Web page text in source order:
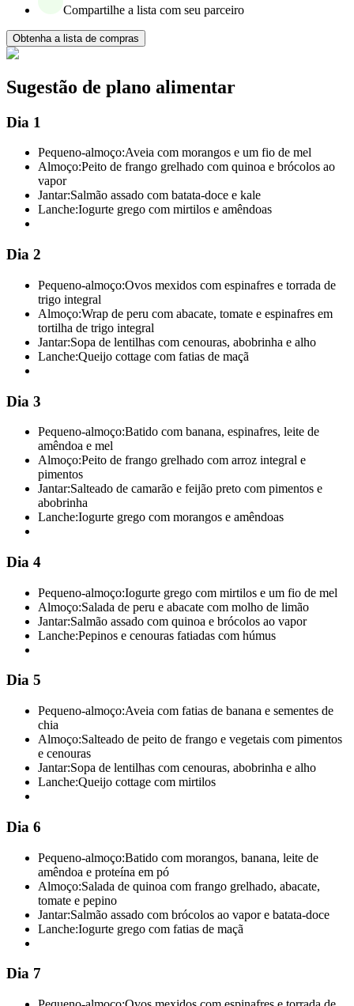
Compartilhe a lista com seu parceiro
Obtenha a lista de compras
Sugestão de plano alimentar
Dia 1
Pequeno-almoço:Aveia com morangos e um fio de mel
Almoço:Peito de frango grelhado com quinoa e brócolos ao
vapor
Jantar:Salmão assado com batata-doce e kale
Lanche:Iogurte grego com mirtilos e amêndoas
Dia 2
Pequeno-almoço:Ovos mexidos com espinafres e torrada de
trigo integral
Almoço:Wrap de peru com abacate, tomate e espinafres em
tortilha de trigo integral
Jantar:Sopa de lentilhas com cenouras, abobrinha e alho
Lanche:Queijo cottage com fatias de maçã
Dia 3
Pequeno-almoço:Batido com banana, espinafres, leite de
amêndoa e mel
Almoço:Peito de frango grelhado com arroz integral e
pimentos
Jantar:Salteado de camarão e feijão preto com pimentos e
abobrinha
Lanche:Iogurte grego com morangos e amêndoas
Dia 4
Pequeno-almoço:Iogurte grego com mirtilos e um fio de mel
Almoço:Salada de peru e abacate com molho de limão
Jantar:Salmão assado com quinoa e brócolos ao vapor
Lanche:Pepinos e cenouras fatiadas com húmus
Dia 5
Pequeno-almoço:Aveia com fatias de banana e sementes de
chia
Almoço:Salteado de peito de frango e vegetais com pimentos
e cenouras
Jantar:Sopa de lentilhas com cenouras, abobrinha e alho
Lanche:Queijo cottage com mirtilos
Dia 6
Pequeno-almoço:Batido com morangos, banana, leite de
amêndoa e proteína em pó
Almoço:Salada de quinoa com frango grelhado, abacate,
tomate e pepino
Jantar:Salmão assado com brócolos ao vapor e batata-doce
Lanche:Iogurte grego com fatias de maçã
Dia 7